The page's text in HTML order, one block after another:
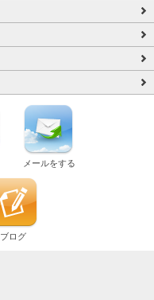
メールをする
ブログ